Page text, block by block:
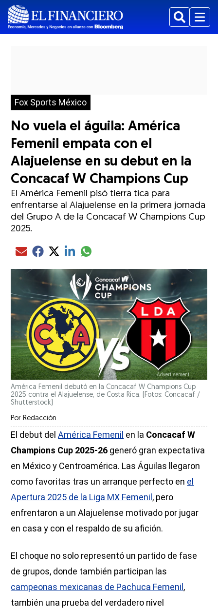
BuscarMenu
Fox Sports México
No vuela el águila: América
Femenil empata con el
Alajuelense en su debut en la
Concacaf W Champions Cup
El América Femenil pisó tierra tica para
enfrentarse al Alajuelense en la primera jornada
del Grupo A de la Concacaf W Champions Cup
2025.
Compartir el artículo actual mediante Email
Compartir el artículo actual mediante Facebook
Compartir el artículo actual mediante Twitter
Compartir el artículo actual mediante LinkedIn
Compartir el artículo actual mediante
América Femenil debutó en la Concacaf W Champions Cup
2025 contra el Alajuelense, de Costa Rica. (Fotos: Concacaf /
Shutterstock)
Por Redacción
El debut delAmérica Femenil en la Concacaf W
Champions Cup 2025-26 generó gran expectativa
en México y Centroamérica. Las Águilas llegaron
como favoritas tras un arranque perfecto en el
Apertura 2025 de la Liga MX Femenil, pero
enfrentaron a un Alajuelense motivado por jugar
en casa y con el respaldo de su afición.
El choque no solo representó un partido de fase
de grupos, donde también participan las
campeonas mexicanas de Pachuca Femenil,
también una prueba del verdadero nivel